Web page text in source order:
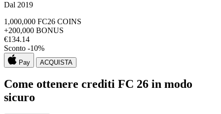
Dal 2019
1,000,000 FC26 COINS
+200,000 BONUS
€134.14
Sconto -10%
Pay ACQUISTA
Come ottenere crediti FC 26 in modo
sicuro